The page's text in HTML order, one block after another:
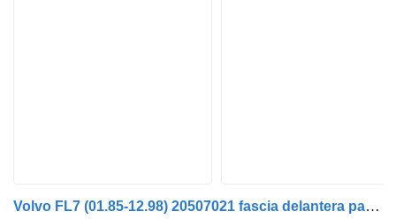
Volvo FL7 (01.85-12.98) 20507021 fascia delantera para Volvo FL, FL6, FL7, FL10, FL12, FS718 (1985-2005) cabeza tractora